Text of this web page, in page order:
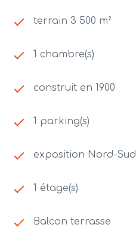
terrain 3 500 m²
1 chambre(s)
construit en 1900
1 parking(s)
exposition Nord-Sud
1 étage(s)
Balcon terrasse